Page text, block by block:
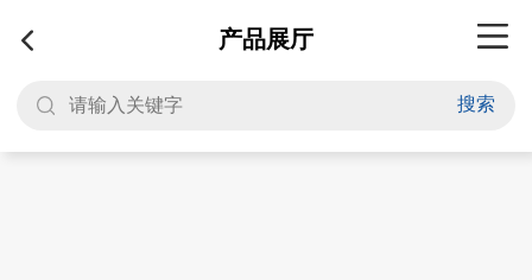
产品展厅
搜索